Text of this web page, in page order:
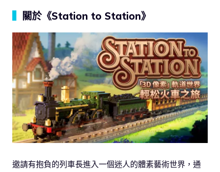
關於《Station to Station》
邀請有抱負的列車長進入一個迷人的體素藝術世界，通